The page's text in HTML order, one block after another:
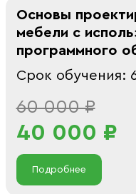
Основы
мебели с
программного
Срок обучения:
60 000 ₽
40 000 ₽
Подробнее